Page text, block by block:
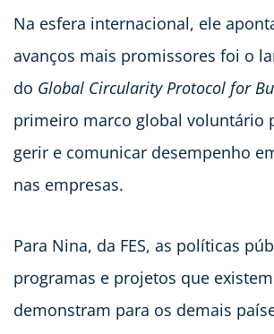
​Na esfera internacional, ele
avanços mais promissores foi o
do Global Circularity Protocol for
primeiro marco global voluntário
gerir e comunicar desempenho
nas empresas.
Para Nina, da FES, as políticas
programas e projetos que
demonstram para os demais